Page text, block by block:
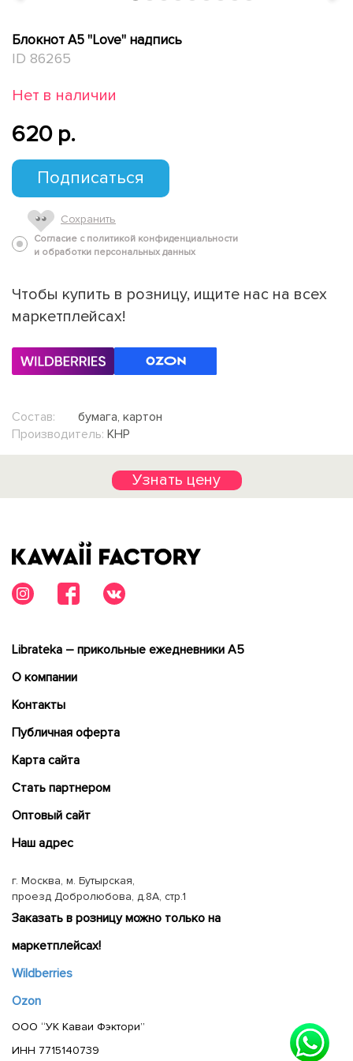
Блокнот А5 "Love" надпись
ID 86265
Нет в наличии
620 p.
Подписаться
Сохранить
Согласие с политикой конфиденциальности
и обработки персональных данных
Чтобы купить в розницу, ищите нас на всех
маркетплейсах!
Состав:
бумага, картон
Производитель: КНР
Узнать цену
Librateka – прикольные ежедневники А5
О компании
Контакты
Публичная оферта
Карта сайта
Cтать партнером
Оптовый сайт
Наш адрес
г. Москва, м. Бутырская,
проезд Добролюбова, д.8А, стр.1
Заказать в розницу можно только на
маркетплейсах!
Wildberries
Ozon
ООО “УК Каваи Фэктори”
ИНН 7715140739